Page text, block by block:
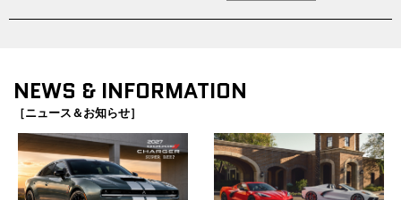
NEWS & INFORMATION
［ニュース＆お知らせ］